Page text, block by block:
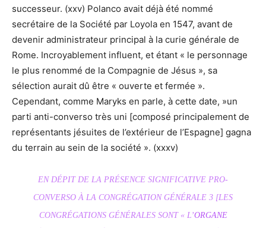
successeur. (xxv) Polanco avait déjà été nommé
secrétaire de la Société par Loyola en 1547, avant de
devenir administrateur principal à la curie générale de
Rome. Incroyablement influent, et étant « le personnage
le plus renommé de la Compagnie de Jésus », sa
sélection aurait dû être « ouverte et fermée ».
Cependant, comme Maryks en parle, à cette date, »un
parti anti-converso très uni [composé principalement de
représentants jésuites de l’extérieur de l’Espagne] gagna
du terrain au sein de la société ». (xxxv)
EN DÉPIT DE LA PRÉSENCE SIGNIFICATIVE PRO-
CONVERSO À LA CONGRÉGATION GÉNÉRALE 3 [LES
CONGRÉGATIONS GÉNÉRALES SONT « L’ORGANE